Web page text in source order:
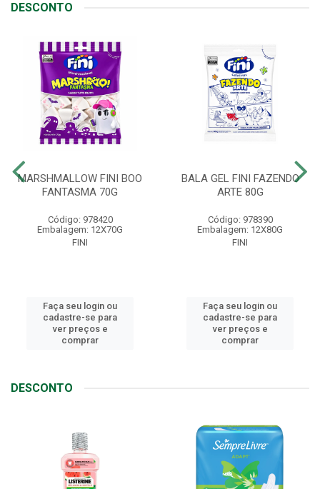
DESCONTO
MARSHMALLOW FINI BOO
FANTASMA 70G
Código: 978420
Embalagem: 12X70G
FINI
Faça seu login ou
cadastre-se para
ver preços e
comprar
BALA GEL FINI FAZENDO
ARTE 80G
Código: 978390
Embalagem: 12X80G
FINI
Faça seu login ou
cadastre-se para
ver preços e
comprar
DESCONTO